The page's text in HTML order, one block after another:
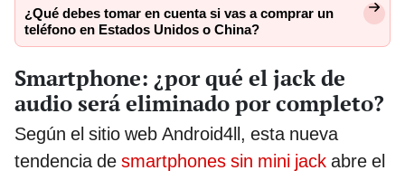
¿Qué debes tomar en cuenta si vas a comprar un
teléfono en Estados Unidos o China?
Smartphone: ¿por qué el jack de
audio será eliminado por completo?
Según el sitio web Android4ll, esta nueva
tendencia de smartphones sin mini jack abre el